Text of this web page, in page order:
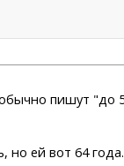
пишут "до
но ей вот 64